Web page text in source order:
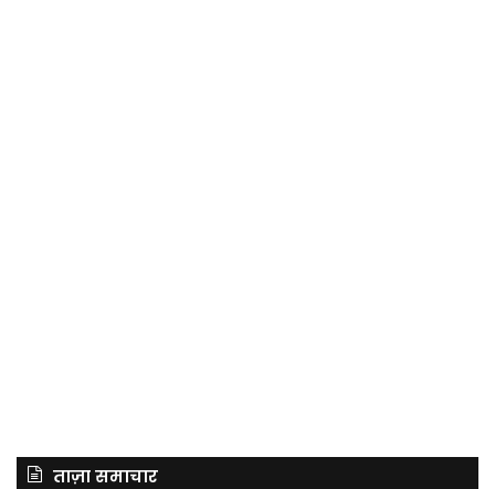
ताज़ा समाचार